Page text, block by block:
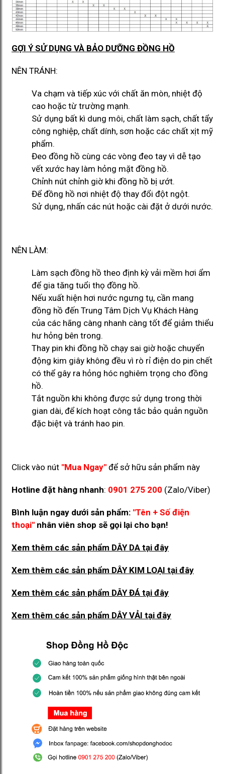
GỢI Ý SỬ DỤNG VÀ BẢO DƯỠNG ĐỒNG HỒ
NÊN TRÁNH:
Va chạm và tiếp xúc với chất ăn mòn, nhiệt độ
cao hoặc từ trường mạnh.
Sử dụng bất kì dung môi, chất làm sạch, chất tẩy
công nghiệp, chất dính, sơn hoặc các chất xịt mỹ
phẩm.
Đeo đồng hồ cùng các vòng đeo tay vì dễ tạo
vết xước hay làm hỏng mặt đồng hồ.
Chỉnh nút chỉnh giờ khi đồng hồ bị ướt.
Để đồng hồ nơi nhiệt độ thay đổi đột ngột.
Sử dụng, nhấn các nút hoặc cài đặt ở dưới nước.
NÊN LÀM:
Làm sạch đồng hồ theo định kỳ vải mềm hơi ẩm
để gia tăng tuổi thọ đồng hồ.
Nếu xuất hiện hơi nước ngưng tụ, cần mang
đồng hồ đến Trung Tâm Dịch Vụ Khách Hàng
của các hãng càng nhanh càng tốt để giảm thiểu
hư hỏng bên trong.
Thay pin khi đồng hồ chạy sai giờ hoặc chuyển
động kim giây không đều vì rò rỉ điện do pin chết
có thể gây ra hỏng hóc nghiêm trọng cho đồng
hồ.
Tắt nguồn khi không được sử dụng trong thời
gian dài, để kích hoạt công tắc bảo quản nguồn
đặc biệt và tránh hao pin.
Click vào nút "Mua Ngay" để sở hữu sản phẩm này
Hotline đặt hàng nhanh: 0901 275 200 (Zalo/Viber)
Bình luận ngay dưới sản phẩm: "Tên + Số điện
thoại" nhân viên shop sẽ gọi lại cho bạn!
Xem thêm các sản phẩm DÂY DA tại đây
Xem thêm các sản phẩm DÂY KIM LOẠI tại đây
Xem thêm các sản phẩm DÂY ĐÁ tại đây
Xem thêm các sản phẩm DÂY VẢI tại đây